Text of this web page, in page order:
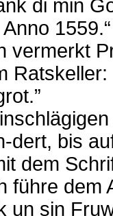
di min
vermerkt
dert, bis
dem
führe dem
un sin